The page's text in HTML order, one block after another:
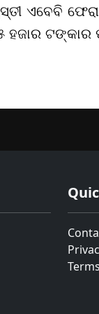
ଏବେବି
ହଜାର ଟଙ୍କାର